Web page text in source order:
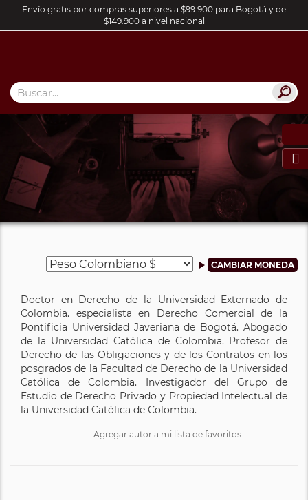
Envío gratis por compras superiores a $99.900 para Bogotá y de
$149.900 a nivel nacional

Doctor en Derecho de la Universidad Externado de
Colombia. especialista en Derecho Comercial de la
Pontificia Universidad Javeriana de Bogotá. Abogado
de la Universidad Católica de Colombia. Profesor de
Derecho de las Obligaciones y de los Contratos en los
posgrados de la Facultad de Derecho de la Universidad
Católica de Colombia. Investigador del Grupo de
Estudio de Derecho Privado y Propiedad Intelectual de
la Universidad Católica de Colombia.
Agregar autor a mi lista de favoritos